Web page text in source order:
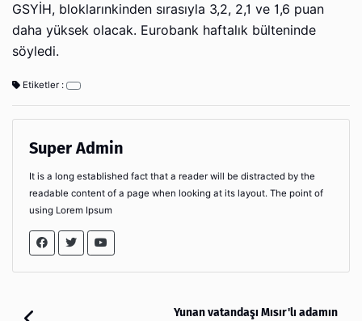
GSYİH, bloklarınkinden sırasıyla 3,2, 2,1 ve 1,6 puan
daha yüksek olacak. Eurobank haftalık bülteninde
söyledi.
Etiketler :
Super Admin
It is a long established fact that a reader will be distracted by the
readable content of a page when looking at its layout. The point of
using Lorem Ipsum
Yunan vatandaşı Mısır'lı adamın